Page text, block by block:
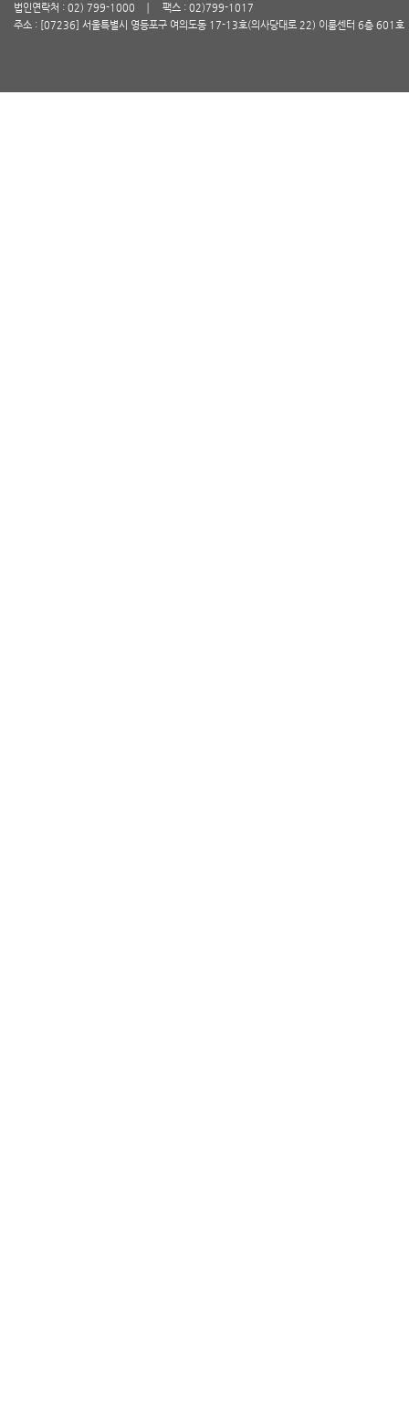
법인연락처 : 02) 799-1000
팩스 : 02)799-1017
주소 : [07236] 서울특별시 영등포구 여의도동 17-13호(의사당대로 22) 이룸센터 6층 601호